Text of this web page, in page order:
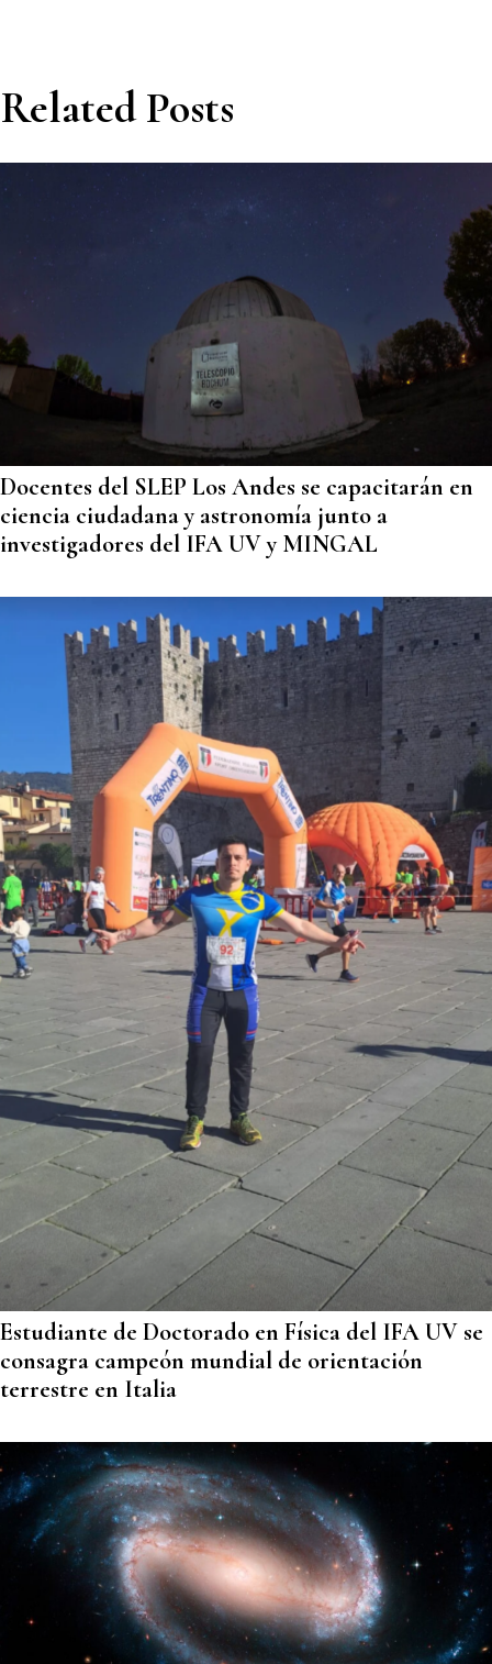
Related Posts
Docentes del SLEP Los Andes se capacitarán en
ciencia ciudadana y astronomía junto a
investigadores del IFA UV y MINGAL
Estudiante de Doctorado en Física del IFA UV se
consagra campeón mundial de orientación
terrestre en Italia